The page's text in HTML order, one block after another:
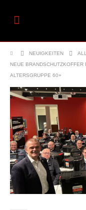
NEUIGKEITEN
NEUE
ALTERSGRUPPE 60+